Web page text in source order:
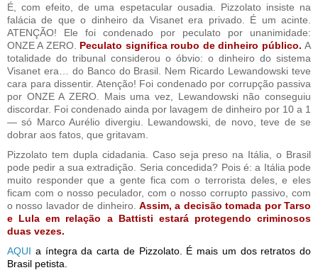
É, com efeito, de uma espetacular ousadia. Pizzolato insiste na
falácia de que o dinheiro da Visanet era privado. É um acinte.
ATENÇÃO! Ele foi condenado por peculato por unanimidade:
ONZE A ZERO. Peculato significa roubo de dinheiro público.A
totalidade do tribunal considerou o óbvio: o dinheiro do sistema
Visanet era… do Banco do Brasil. Nem Ricardo Lewandowski teve
cara para dissentir. Atenção! Foi condenado por corrupção passiva
por ONZE A ZERO. Mais uma vez, Lewandowski não conseguiu
discordar. Foi condenado ainda por lavagem de dinheiro por 10 a 1
— só Marco Aurélio divergiu. Lewandowski, de novo, teve de se
dobrar aos fatos, que gritavam.
Pizzolato tem dupla cidadania. Caso seja preso na Itália, o Brasil
pode pedir a sua extradição. Seria concedida? Pois é: a Itália pode
muito responder que a gente fica com o terrorista deles, e eles
ficam com o nosso peculador, com o nosso corrupto passivo, com
o nosso lavador de dinheiro. Assim, a decisão tomada por Tarso
e Lula em relação a Battisti estará protegendo criminosos
duas vezes.
AQUI a íntegra da carta de Pizzolato. É mais um dos retratos do
Brasil petista.